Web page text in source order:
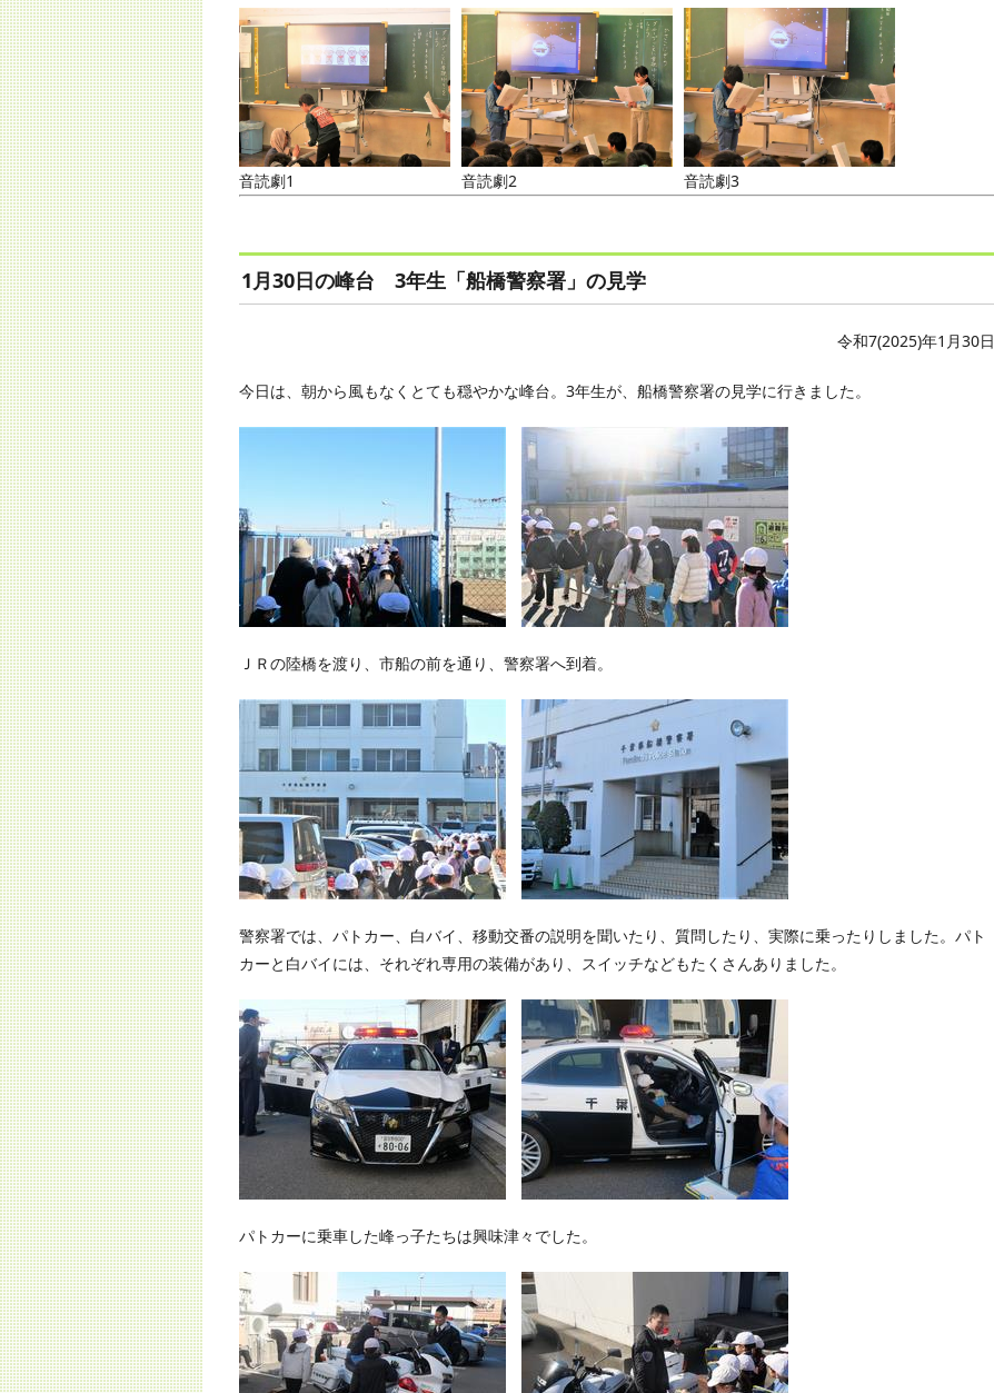
音読劇1 音読劇2 音読劇3
1月30日の峰台 3年生「船橋警察署」の見学
令和7(2025)年1月30日
今日は、朝から風もなくとても穏やかな峰台。3年生が、船橋警察署の見学に行きました。
ＪＲの陸橋を渡り、市船の前を通り、警察署へ到着。
警察署では、パトカー、白バイ、移動交番の説明を聞いたり、質問したり、実際に乗ったりしました。パト
カーと白バイには、それぞれ専用の装備があり、スイッチなどもたくさんありました。
パトカーに乗車した峰っ子たちは興味津々でした。